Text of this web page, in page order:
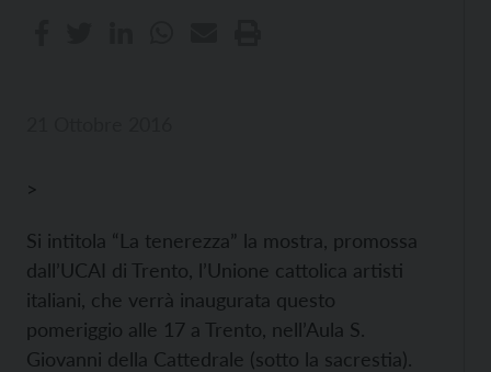
>
Si intitola “La tenerezza” la mostra, promossa
dall’UCAI di Trento, l’Unione cattolica artisti
italiani, che verrà inaugurata questo
pomeriggio alle 17 a Trento, nell’Aula S.
Giovanni della Cattedrale (sotto la sacrestia).